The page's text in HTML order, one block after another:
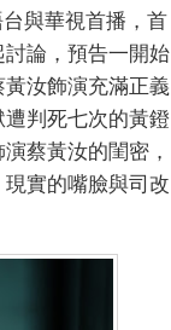
與華視首播，首
論，預告一開始
汝飾演充滿正義
判死七次的黃鐙
蔡黃汝的閨密，
實的嘴臉與司改